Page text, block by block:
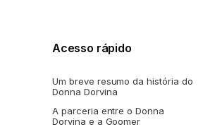
Acesso rápido
Um breve resumo da história do
Donna Dorvina
A parceria entre o Donna
Dorvina e a Goomer